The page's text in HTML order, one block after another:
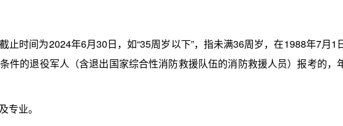
时间为2024年6月30日，如“35周岁以下”，指未满36周岁，在1988年7月1
件的退役军人（含退出国家综合性消防救援队伍的消防救援人员）报考的，
业。